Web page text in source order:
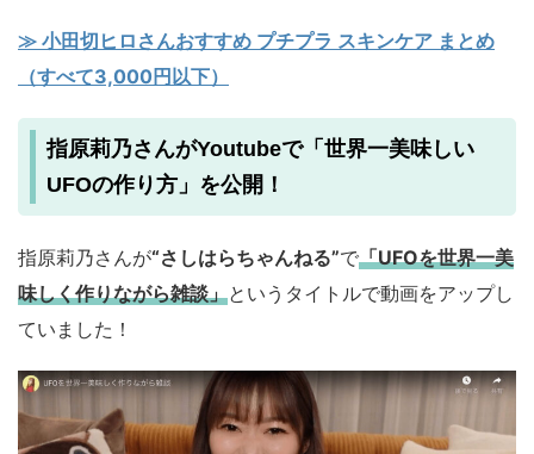
≫ 小田切ヒロさんおすすめ プチプラ スキンケア まとめ
（すべて3,000円以下）
指原莉乃さんがYoutubeで「世界一美味しい
UFOの作り方」を公開！
指原莉乃さんが“さしはらちゃんねる”で「UFOを世界一美
味しく作りながら雑談」というタイトルで動画をアップし
ていました！